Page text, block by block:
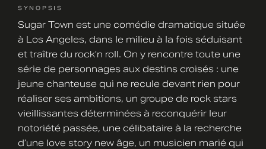
SYNOPSIS
Sugar Town est une comédie dramatique située
à Los Angeles, dans le milieu à la fois séduisant
et traître du rock’n roll. On y rencontre toute une
série de personnages aux destins croisés : une
jeune chanteuse qui ne recule devant rien pour
réaliser ses ambitions, un groupe de rock stars
vieillissantes déterminées à reconquérir leur
notoriété passée, une célibataire à la recherche
d’une love story new âge, un musicien marié qui